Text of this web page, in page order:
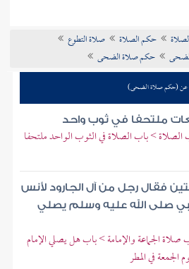
حكم الصلاة
صلاة التطوع
حكم صلاة الضحى
عن (حكم صلاة الضحى)
ملتحفا في ثوب واحد
> باب الصلاة في الثوب الواحد ملتحفا
فقال رجل من آل الجارود لأنس
صلى الله عليه وسلم يصلي
الجماعة والإمامة > باب هل يصلي الإمام
في المطر